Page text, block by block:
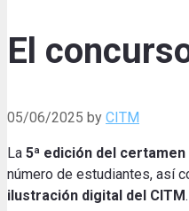
El
05/06/2025 by CITM
La 5ª edición del certamen
número de estudiantes, así
ilustración digital del CITM.